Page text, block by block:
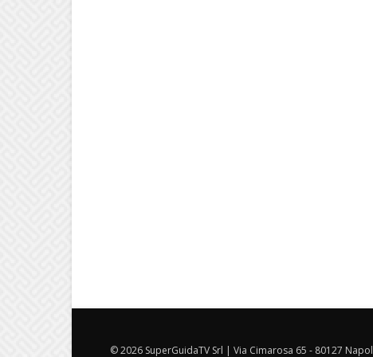
© 2026 SuperGuidaTV Srl | Via Cimarosa 65 - 80127